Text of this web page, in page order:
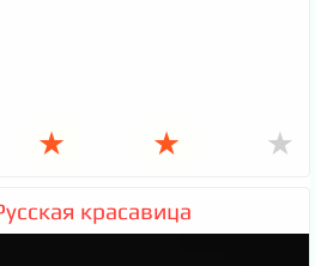
★ ★ ★
красавица